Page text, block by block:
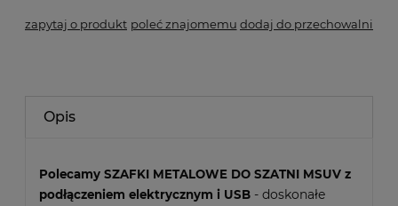
zapytaj o produkt poleć znajomemu dodaj do przechowalni
Opis
Polecamy SZAFKI METALOWE DO SZATNI MSUV z
podłączeniem elektrycznym i USB - doskonałe